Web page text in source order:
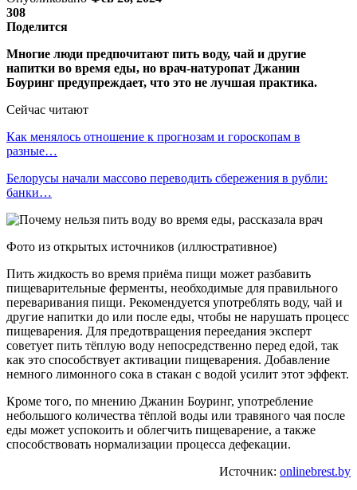
308
Поделится
Многие люди предпочитают пить воду, чай и другие
напитки во время еды, но врач-натуропат Джанин
Боуринг предупреждает, что это не лучшая практика.
Сейчас читают
Как менялось отношение к прогнозам и гороскопам в
разные…
Белорусы начали массово переводить сбережения в рубли:
банки…
Фото из открытых источников (иллюстративное)
Пить жидкость во время приёма пищи может разбавить
пищеварительные ферменты, необходимые для правильного
переваривания пищи. Рекомендуется употреблять воду, чай и
другие напитки до или после еды, чтобы не нарушать процесс
пищеварения. Для предотвращения переедания эксперт
советует пить тёплую воду непосредственно перед едой, так
как это способствует активации пищеварения. Добавление
немного лимонного сока в стакан с водой усилит этот эффект.
Кроме того, по мнению Джанин Боуринг, употребление
небольшого количества тёплой воды или травяного чая после
еды может успокоить и облегчить пищеварение, а также
способствовать нормализации процесса дефекации.
Источник: onlinebrest.by